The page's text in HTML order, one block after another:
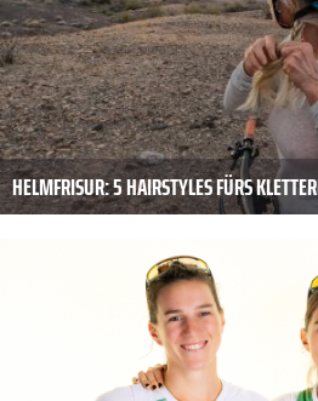
HELMFRISUR: 5 HAIRSTYLES FÜRS